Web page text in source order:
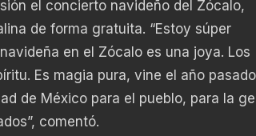
el concierto navideño del Zócalo,
de forma gratuita. “Estoy súper
en el Zócalo es una joya. Los
Es magia pura, vine el año
de México para el pueblo, para la
comentó.